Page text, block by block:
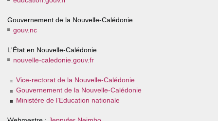
Gouvernement de la Nouvelle-Calédonie
gouv.nc
L'État en Nouvelle-Calédonie
nouvelle-caledonie.gouv.fr
Vice-rectorat de la Nouvelle-Calédonie
Gouvernement de la Nouvelle-Calédonie
Ministère de l’Education nationale